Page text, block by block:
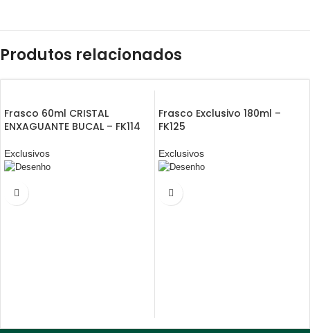
Produtos relacionados
Frasco 60ml CRISTAL
ENXAGUANTE BUCAL – FK114
Exclusivos
Frasco Exclusivo 180ml –
FK125
Exclusivos